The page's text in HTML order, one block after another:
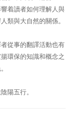
着讀者如何理解人與
類與大自然的關係。
從事的翻譯活動也有
環保的知識和概念之
陽五行。